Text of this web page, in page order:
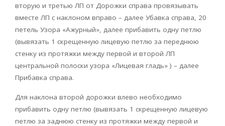
вторую и третью ЛП от Дорожки справа провязывать
вместе ЛП с наклоном вправо – далее Убавка справа, 20
петель Узора «Ажурный», далее прибавить одну петлю
(вывязать 1 скрещенную лицевую петлю за переднюю
стенку из протяжки между первой и второй ЛП
центральной полоски узора «Лицевая гладь» ) – далее
Прибавка справа.
Для наклона второй дорожки влево необходимо
прибавить одну петлю (вывязать 1 скрещенную лицевую
петлю за заднюю стенку из протяжки между первой и